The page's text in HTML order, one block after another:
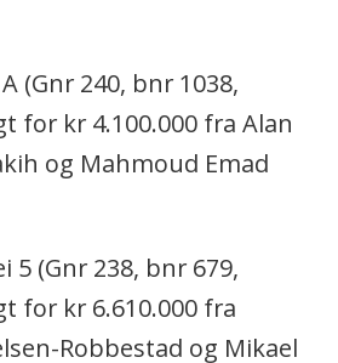
(Gnr 240, bnr 1038,
for kr 4.100.000 fra Alan
og Mahmoud Emad
5 (Gnr 238, bnr 679,
for kr 6.610.000 fra
Robbestad og Mikael